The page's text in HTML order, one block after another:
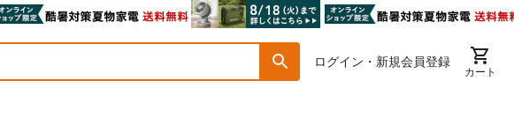
ログイン・新規会員登録
カート